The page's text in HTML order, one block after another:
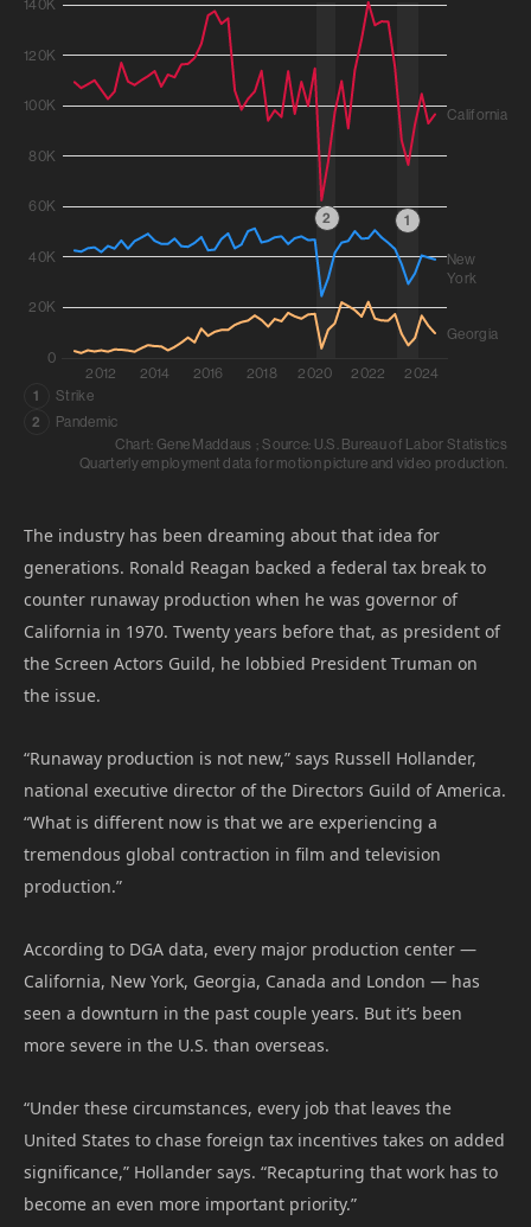
The industry has been dreaming about that idea for
generations. Ronald Reagan backed a federal tax break to
counter runaway production when he was governor of
California in 1970. Twenty years before that, as president of
the Screen Actors Guild, he lobbied President Truman on
the issue.
“Runaway production is not new,” says Russell Hollander,
national executive director of the Directors Guild of America.
“What is different now is that we are experiencing a
tremendous global contraction in film and television
production.”
According to DGA data, every major production center —
California, New York, Georgia, Canada and London — has
seen a downturn in the past couple years. But it’s been
more severe in the U.S. than overseas.
“Under these circumstances, every job that leaves the
United States to chase foreign tax incentives takes on added
significance,” Hollander says. “Recapturing that work has to
become an even more important priority.”